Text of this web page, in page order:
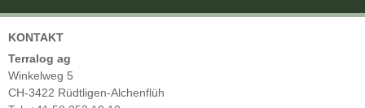
KONTAKT
Terralog ag
Winkelweg 5
CH-3422 Rüdtligen-Alchenflüh